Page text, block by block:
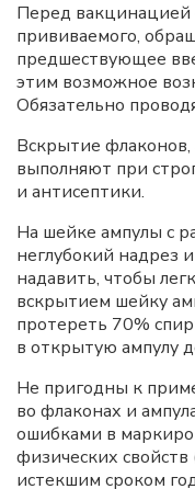
Перед вакцинацией
прививаемого,
предшествующее
этим возможное
Обязательно
Вскрытие
выполняют при
и антисептики.
На шейке ампулы с
неглубокий надрез
надавить, чтобы
вскрытием шейку
протереть 70%
в открытую ампулу
Не пригодны к
во флаконах и
ошибками в
физических свойств
истекшим сроком